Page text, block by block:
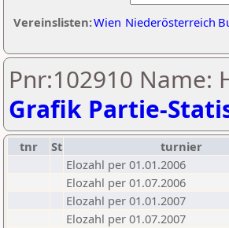
Vereinslisten:Wien Niederösterreich
Pnr:102910 Name:
Grafik Partie-
tnr St turnier
Elozahl per 01.01.2006
Elozahl per 01.07.2006
Elozahl per 01.01.2007
Elozahl per 01.07.2007